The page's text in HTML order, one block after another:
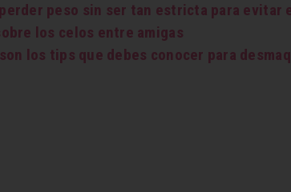
peso sin ser tan estricta para evitar
los celos entre amigas
los tips que debes conocer para